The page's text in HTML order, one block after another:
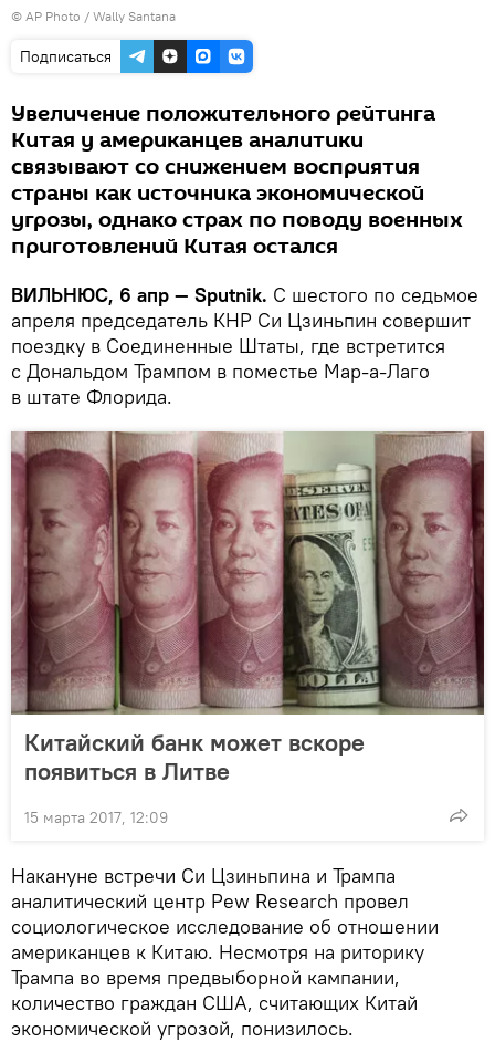
© AP Photo / Wally Santana
Подписаться
Увеличение положительного рейтинга
Китая у американцев аналитики
связывают со снижением восприятия
страны как источника экономической
угрозы, однако страх по поводу военных
приготовлений Китая остался
ВИЛЬНЮС, 6 апр — Sputnik. С шестого по седьмое
апреля председатель КНР Си Цзиньпин совершит
поездку в Соединенные Штаты, где встретится
с Дональдом Трампом в поместье Мар-а-Лаго
в штате Флорида.
Китайский банк может вскоре
появиться в Литве
15 марта 2017, 12:09
Накануне встречи Си Цзиньпина и Трампа
аналитический центр Pew Research провел
социологическое исследование об отношении
американцев к Китаю. Несмотря на риторику
Трампа во время предвыборной кампании,
количество граждан США, считающих Китай
экономической угрозой, понизилось.